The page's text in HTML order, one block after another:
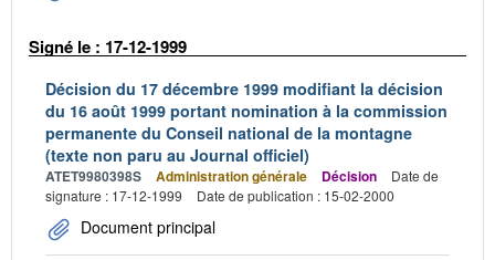
Signé le : 17-12-1999
Décision du 17 décembre 1999 modifiant la décision
du 16 août 1999 portant nomination à la commission
permanente du Conseil national de la montagne
(texte non paru au Journal officiel)
ATET9980398S Administration générale Décision
Date de
signature : 17-12-1999
Date de publication : 15-02-2000
Document principal